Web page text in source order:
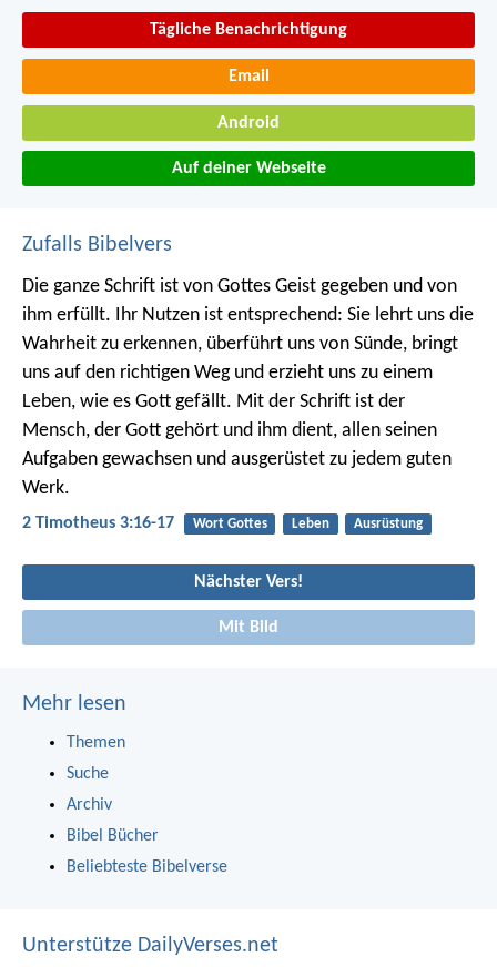
Tägliche Benachrichtigung
Email
Android
Auf deiner Webseite
Zufalls Bibelvers
Die ganze Schrift ist von Gottes Geist gegeben und von
ihm erfüllt. Ihr Nutzen ist entsprechend: Sie lehrt uns die
Wahrheit zu erkennen, überführt uns von Sünde, bringt
uns auf den richtigen Weg und erzieht uns zu einem
Leben, wie es Gott gefällt. Mit der Schrift ist der
Mensch, der Gott gehört und ihm dient, allen seinen
Aufgaben gewachsen und ausgerüstet zu jedem guten
Werk.
2 Timotheus 3:16-17 Wort Gottes Leben Ausrüstung
Nächster Vers!
Mit Bild
Mehr lesen
Themen
Suche
Archiv
Bibel Bücher
Beliebteste Bibelverse
Unterstütze DailyVerses.net